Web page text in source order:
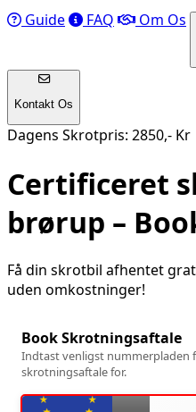
Guide FAQ Om Os
Kontakt Os
Dagens Skrotpris: 2850,- Kr
Certificeret
brørup –
Få din skrotbil afhentet
uden omkostninger!
Book Skrotningsaftale
Indtast venligst nummerpladen
skrotningsaftale for.